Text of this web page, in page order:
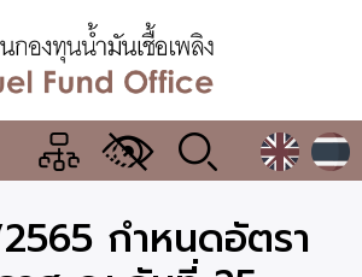
เมนู
เปลี่ยน
แสดง
ผล
กำหนดอัตรา